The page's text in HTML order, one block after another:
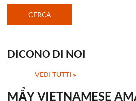
DICONO DI NOI
VEDI TUTTI
MẨY VIETNAMESE